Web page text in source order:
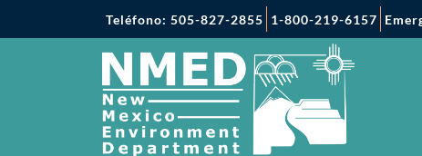
Teléfono: 505-827-2855 1-800-219-6157